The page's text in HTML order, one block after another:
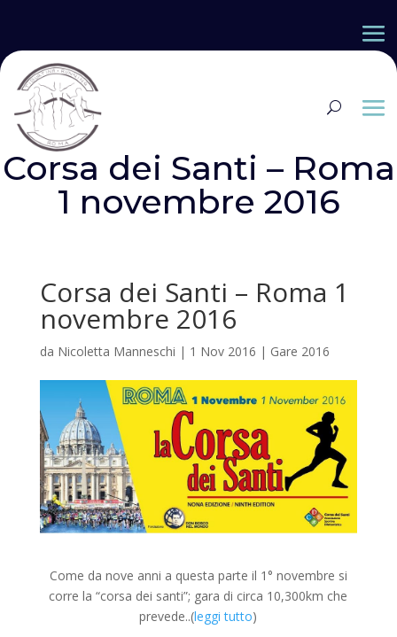
Corsa dei Santi – Roma
1 novembre 2016
Corsa dei Santi – Roma 1
novembre 2016
da Nicoletta Manneschi | 1 Nov 2016 | Gare 2016
Come da nove anni a questa parte il 1° novembre si
corre la “corsa dei santi”; gara di circa 10,300km che
prevede..(leggi tutto)